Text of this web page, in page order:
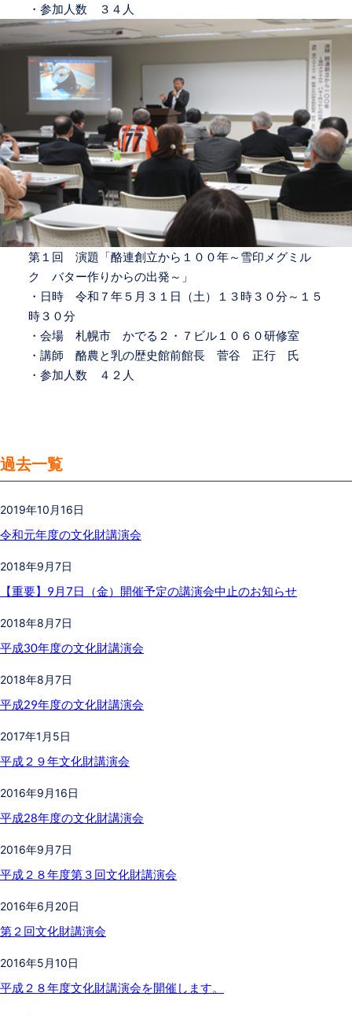
・参加人数 ３４人
第１回 演題「酪連創立から１００年～雪印メグミル
ク バター作りからの出発～」
・日時 令和７年５月３１日（土）１３時３０分～１５
時３０分
・会場 札幌市 かでる２・７ビル１０６０研修室
・講師 酪農と乳の歴史館前館長 菅谷 正行 氏
・参加人数 ４２人
過去一覧
2019年10月16日
令和元年度の文化財講演会
2018年9月7日
【重要】9月7日（金）開催予定の講演会中止のお知らせ
2018年8月7日
平成30年度の文化財講演会
2018年8月7日
平成29年度の文化財講演会
2017年1月5日
平成２９年文化財講演会
2016年9月16日
平成28年度の文化財講演会
2016年9月7日
平成２８年度第３回文化財講演会
2016年6月20日
第２回文化財講演会
2016年5月10日
平成２８年度文化財講演会を開催します。